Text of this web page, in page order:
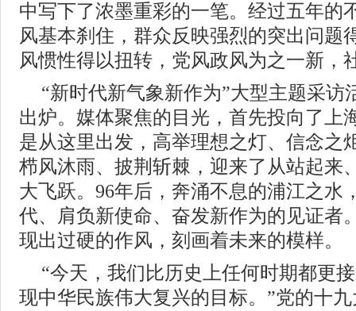
中写下了浓墨重彩的一笔。经过五年的
风基本刹住，群众反映强烈的突出问题
风惯性得以扭转，党风政风为之一新，
“新时代新气象新作为”大型主题采访
出炉。媒体聚焦的目光，首先投向了上
是从这里出发，高举理想之灯、信念之
栉风沐雨、披荆斩棘，迎来了从站起来
大飞跃。96年后，奔涌不息的浦江之水
代、肩负新使命、奋发新作为的见证者
现出过硬的作风，刻画着未来的模样。
“今天，我们比历史上任何时期都更
现中华民族伟大复兴的目标。”党的十